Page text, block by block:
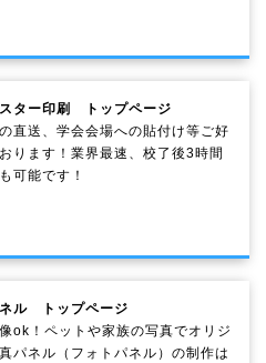
ター印刷 トップページ
直送、学会会場への貼付け等ご好
ります！業界最速、校了後3時間
可能です！
ル トップページ
ok！ペットや家族の写真でオリジ
パネル（フォトパネル）の制作は